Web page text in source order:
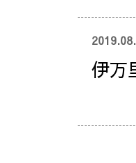
伊万